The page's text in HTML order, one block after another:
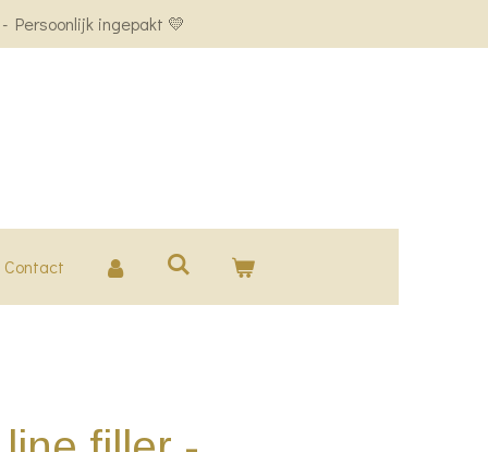
Persoonlijk ingepakt 💛
Contact